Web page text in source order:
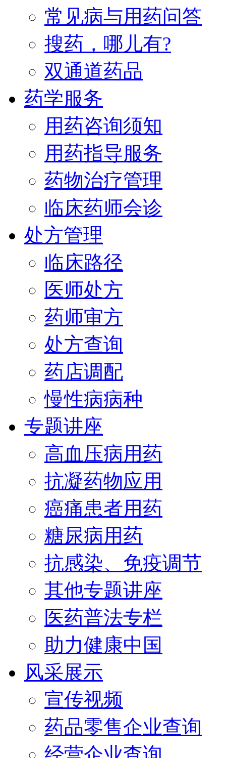
常见病与用药问答
搜药，哪儿有?
双通道药品
药学服务
用药咨询须知
用药指导服务
药物治疗管理
临床药师会诊
处方管理
临床路径
医师处方
药师审方
处方查询
药店调配
慢性病病种
专题讲座
高血压病用药
抗凝药物应用
癌痛患者用药
糖尿病用药
抗感染、免疫调节
其他专题讲座
医药普法专栏
助力健康中国
风采展示
宣传视频
药品零售企业查询